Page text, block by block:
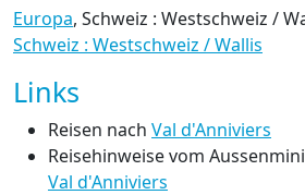
Europa, Schweiz : Westschweiz /
Schweiz : Westschweiz / Wallis
Links
Reisen nach Val d'Anniviers
Reisehinweise vom
Val d'Anniviers